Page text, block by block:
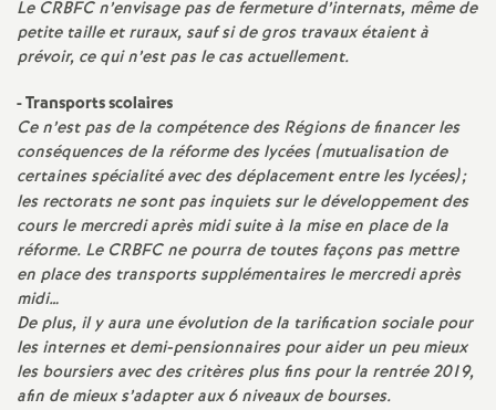
T
o
u
r
s
Le CRBFC n’envisage pas de fermeture d’internats, même de
petite taille et ruraux, sauf si de gros travaux étaient à
prévoir, ce qui n’est pas le cas actuellement.
- Transports scolaires
Ce n’est pas de la compétence des Régions de financer les
conséquences de la réforme des lycées (mutualisation de
certaines spécialité avec des déplacement entre les lycées);
les rectorats ne sont pas inquiets sur le développement des
cours le mercredi après midi suite à la mise en place de la
réforme. Le CRBFC ne pourra de toutes façons pas mettre
en place des transports supplémentaires le mercredi après
midi…
De plus, il y aura une évolution de la tarification sociale pour
les internes et demi-pensionnaires pour aider un peu mieux
les boursiers avec des critères plus fins pour la rentrée 2019,
afin de mieux s’adapter aux 6 niveaux de bourses.